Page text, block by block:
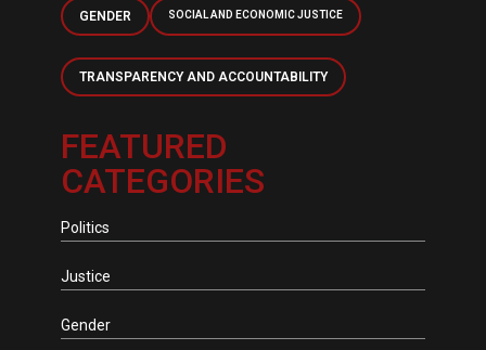
GENDER SOCIAL AND ECONOMIC JUSTICE
TRANSPARENCY AND ACCOUNTABILITY
FEATURED
CATEGORIES
Politics
Justice
Gender